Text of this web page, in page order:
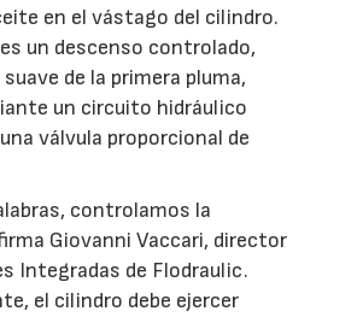
en el vástago del cilindro.
un descenso controlado,
de la primera pluma,
un circuito hidráulico
válvula proporcional de
controlamos la
Giovanni Vaccari, director
Integradas de Flodraulic.
el cilindro debe ejercer